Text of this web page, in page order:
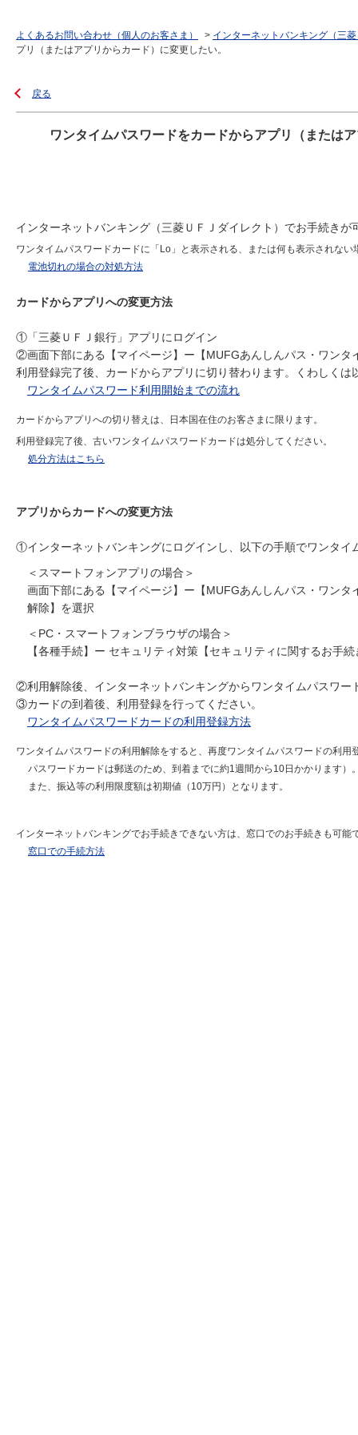
よくあるお問い合わせ（個人のお客さま） > インターネットバンキング（三
プリ（またはアプリからカード）に変更したい。
戻る
ワンタイムパスワードをカードからアプリ（または
インターネットバンキング（三菱ＵＦＪダイレクト）でお手続き
ワンタイムパスワードカードに「Lo」と表示される、または何も表示されない
電池切れの場合の対処方法
カードからアプリへの変更方法
①「三菱ＵＦＪ銀行」アプリにログイン
②画面下部にある【マイページ】ー【MUFGあんしんパス・ワン
利用登録完了後、カードからアプリに切り替わります。くわしくは
ワンタイムパスワード利用開始までの流れ
カードからアプリへの切り替えは、日本国在住のお客さまに限ります。
利用登録完了後、古いワンタイムパスワードカードは処分してください。
処分方法はこちら
アプリからカードへの変更方法
①インターネットバンキングにログインし、以下の手順でワンタイ
＜スマートフォンアプリの場合＞
画面下部にある【マイページ】ー【MUFGあんしんパス・ワン
解除】を選択
＜PC・スマートフォンブラウザの場合＞
【各種手続】ー セキュリティ対策【セキュリティに関するお手
②利用解除後、インターネットバンキングからワンタイムパスワー
③カードの到着後、利用登録を行ってください。
ワンタイムパスワードカードの利用登録方法
ワンタイムパスワードの利用解除をすると、再度ワンタイムパスワードの利
パスワードカードは郵送のため、到着までに約1週間から10日かかります）
また、振込等の利用限度額は初期値（10万円）となります。
インターネットバンキングでお手続きできない方は、窓口でのお手続きも可能
窓口での手続方法